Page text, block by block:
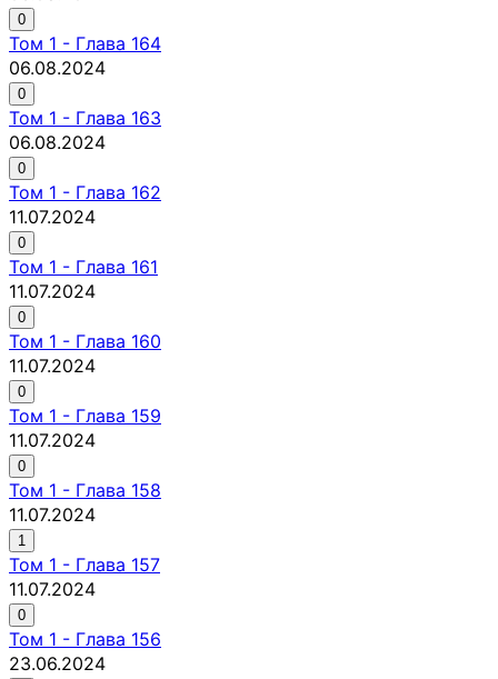
0
Том 1 - Глава 164
06.08.2024
0
Том 1 - Глава 163
06.08.2024
0
Том 1 - Глава 162
11.07.2024
0
Том 1 - Глава 161
11.07.2024
0
Том 1 - Глава 160
11.07.2024
0
Том 1 - Глава 159
11.07.2024
0
Том 1 - Глава 158
11.07.2024
1
Том 1 - Глава 157
11.07.2024
0
Том 1 - Глава 156
23.06.2024